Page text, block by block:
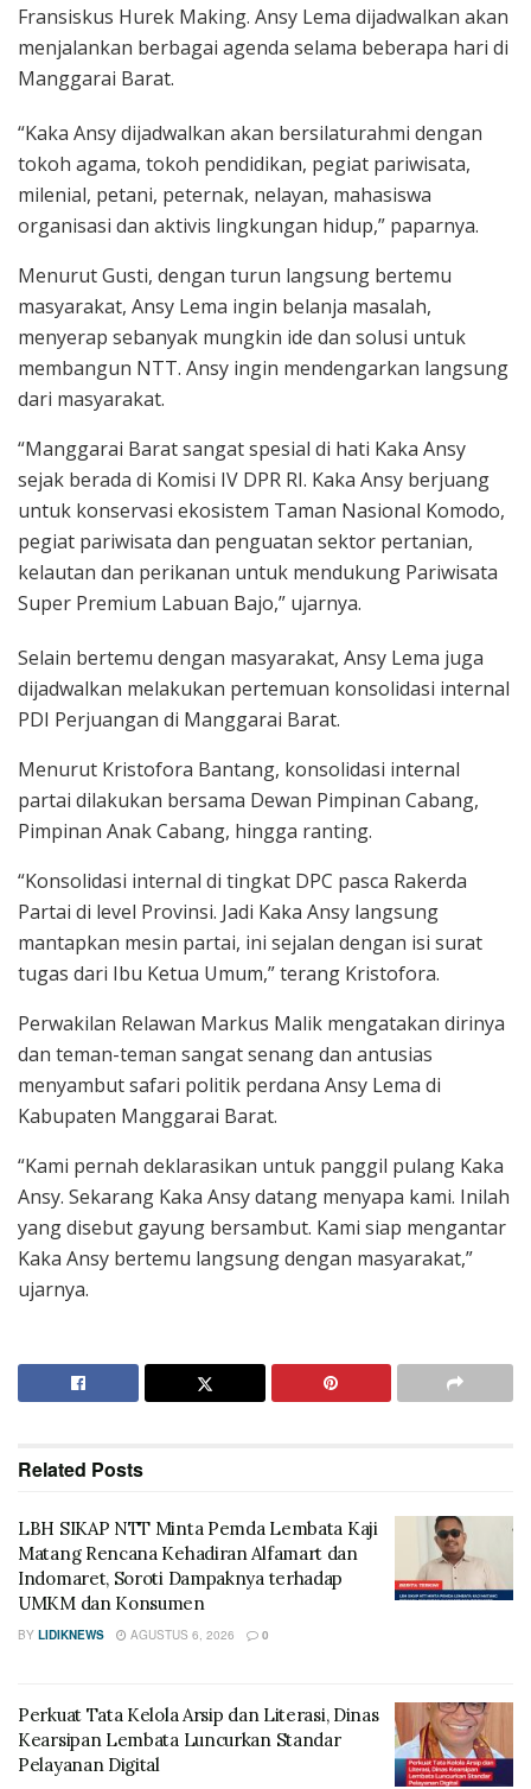
Fransiskus Hurek Making. Ansy Lema dijadwalkan akan
menjalankan berbagai agenda selama beberapa hari di
Manggarai Barat.
“Kaka Ansy dijadwalkan akan bersilaturahmi dengan
tokoh agama, tokoh pendidikan, pegiat pariwisata,
milenial, petani, peternak, nelayan, mahasiswa
organisasi dan aktivis lingkungan hidup,” paparnya.
Menurut Gusti, dengan turun langsung bertemu
masyarakat, Ansy Lema ingin belanja masalah,
menyerap sebanyak mungkin ide dan solusi untuk
membangun NTT. Ansy ingin mendengarkan langsung
dari masyarakat.
“Manggarai Barat sangat spesial di hati Kaka Ansy
sejak berada di Komisi IV DPR RI. Kaka Ansy berjuang
untuk konservasi ekosistem Taman Nasional Komodo,
pegiat pariwisata dan penguatan sektor pertanian,
kelautan dan perikanan untuk mendukung Pariwisata
Super Premium Labuan Bajo,” ujarnya.
Selain bertemu dengan masyarakat, Ansy Lema juga
dijadwalkan melakukan pertemuan konsolidasi internal
PDI Perjuangan di Manggarai Barat.
Menurut Kristofora Bantang, konsolidasi internal
partai dilakukan bersama Dewan Pimpinan Cabang,
Pimpinan Anak Cabang, hingga ranting.
“Konsolidasi internal di tingkat DPC pasca Rakerda
Partai di level Provinsi. Jadi Kaka Ansy langsung
mantapkan mesin partai, ini sejalan dengan isi surat
tugas dari Ibu Ketua Umum,” terang Kristofora.
Perwakilan Relawan Markus Malik mengatakan dirinya
dan teman-teman sangat senang dan antusias
menyambut safari politik perdana Ansy Lema di
Kabupaten Manggarai Barat.
“Kami pernah deklarasikan untuk panggil pulang Kaka
Ansy. Sekarang Kaka Ansy datang menyapa kami. Inilah
yang disebut gayung bersambut. Kami siap mengantar
Kaka Ansy bertemu langsung dengan masyarakat,”
ujarnya.
Related Posts
LBH SIKAP NTT Minta Pemda Lembata Kaji
Matang Rencana Kehadiran Alfamart dan
Indomaret, Soroti Dampaknya terhadap
UMKM dan Konsumen
BY LIDIKNEWS AGUSTUS 6, 2026 0
Perkuat Tata Kelola Arsip dan Literasi, Dinas
Kearsipan Lembata Luncurkan Standar
Pelayanan Digital